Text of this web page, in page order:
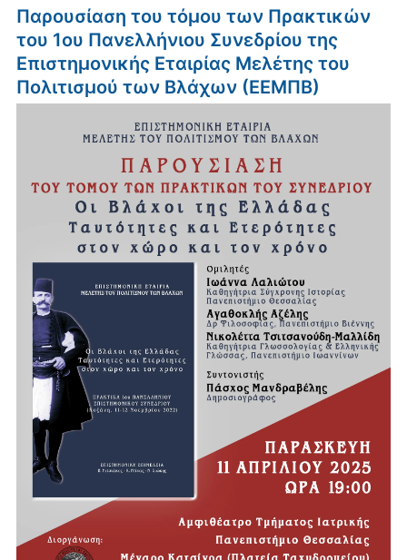
Παρουσίαση του τόμου των Πρακτικών
του 1ου Πανελλήνιου Συνεδρίου της
Επιστημονικής Εταιρίας Μελέτης του
Πολιτισμού των Βλάχων (ΕΕΜΠΒ)